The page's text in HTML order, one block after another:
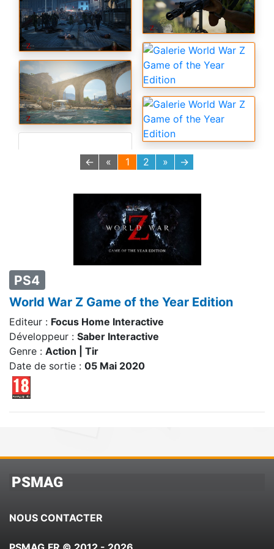
PS4
World War Z Game of the Year Edition
Editeur : Focus Home Interactive
Développeur : Saber Interactive
Genre : Action | Tir
Date de sortie : 05 Mai 2020
← « 1 2 » →
PSMAG
NOUS CONTACTER